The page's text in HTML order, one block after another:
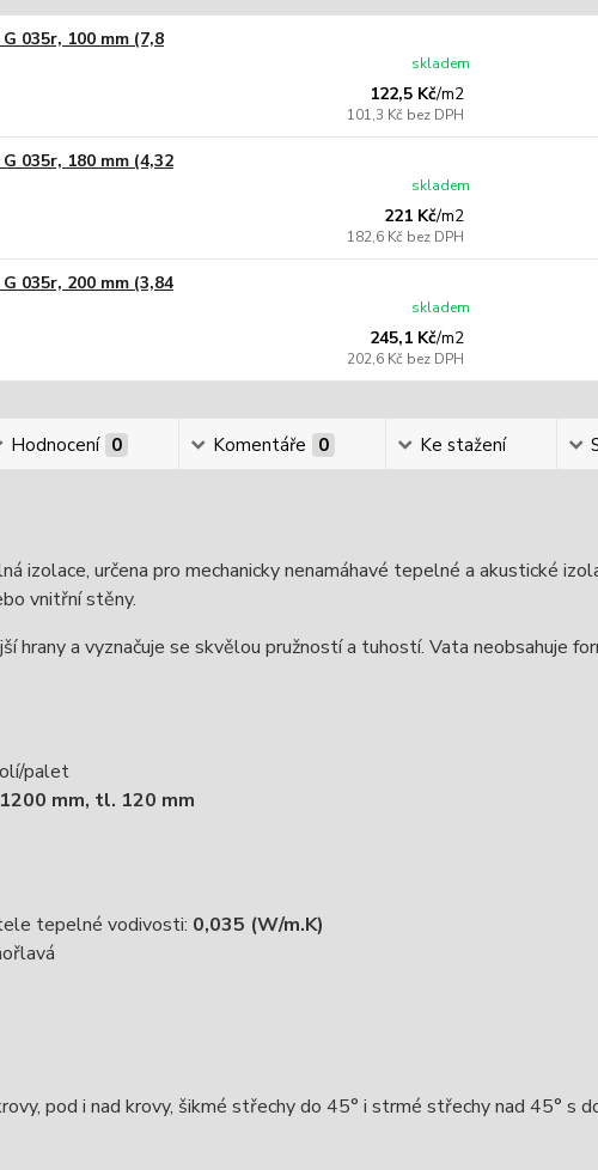
035r, 100 mm (7,8
122,5 Kč/m2
101,3 Kč bez DPH
skladem
035r, 180 mm (4,32
221 Kč/m2
182,6 Kč bez DPH
skladem
035r, 200 mm (3,84
245,1 Kč/m2
202,6 Kč bez DPH
skladem
Hodnocení 0 Komentáře 0 Ke stažení
izolace, určena pro mechanicky nenamáhavé tepelné a akustické
vnitřní stěny.
hrany a vyznačuje se skvělou pružností a tuhostí. Vata neobsahuje
palet
mm, tl. 120 mm
tepelné vodivosti: 0,035 (W/m.K)
pod i nad krovy, šikmé střechy do 45° i strmé střechy nad 45° s